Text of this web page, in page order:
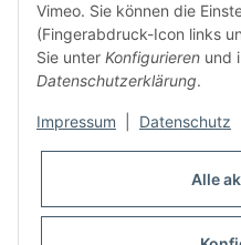
Frontline Games
Färbereiweg 3A
24358 Hütten
Oder mit Terminvereinbarung
info@frontlinegames.de
Vimeo. Sie können die
(Fingerabdruck-Icon links
Sie unter Konfigurieren und
Datenschutzerklärung.
Impressum Datenschutz
Alle